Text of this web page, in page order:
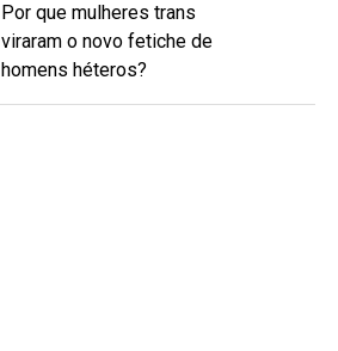
Por que mulheres trans
viraram o novo fetiche de
homens héteros?